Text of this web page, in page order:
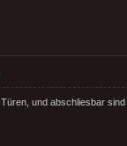
und abschliesbar